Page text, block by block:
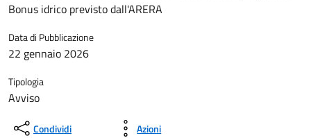
Bonus idrico previsto dall'ARERA
Data di Pubblicazione
22 gennaio 2026
Tipologia
Avviso
Condividi Azioni